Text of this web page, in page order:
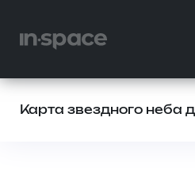
Карта звездного неба